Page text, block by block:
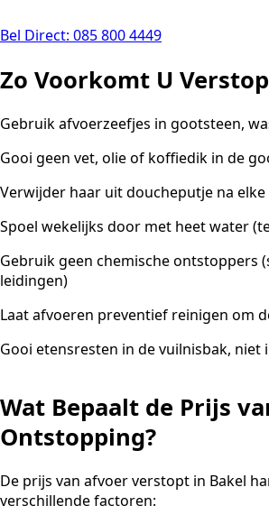
Bel Direct: 085 800 4449
Zo Voorkomt U
Gebruik afvoerzeefjes in gootsteen,
Gooi geen vet, olie of koffiedik in de
Verwijder haar uit doucheputje na
Spoel wekelijks door met heet water
Gebruik geen chemische ontstoppers
leidingen)
Laat afvoeren preventief reinigen om
Gooi etensresten in de vuilnisbak, niet
Wat Bepaalt de Prijs
Ontstopping?
De prijs van afvoer verstopt in Bakel
verschillende factoren: